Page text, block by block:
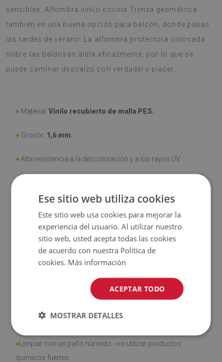
sensibles. Alfombra vinilo cocina Trenza geométrica
también es una buena opción para balcón, donde pasas
las tardes de verano. La alfombra protectora colocada
sobre las baldosas aísla eficazmente, por lo que se
puede caminar descalzo con verdadero placer.
♦ Material: Vinilo recubierto de malla PES.
♦ Grosor: 1,6 mm.
♦ Alta resistencia a la descoloración y a los rayos UV.
Tenga en cuenta que los daños causados por el uso
debido al paso del tiempo (por ejemplo, abrasión) no son
¿Cómo cuidar el producto?
♦ Limpiar con un paño húmedo - no utilizar productos
químicos fuertes.
Ese sitio web utiliza cookies
Este sitio web usa cookies para mejorar la
experiencia del usuario. Al utilizar nuestro
sitio web, usted acepta todas las cookies
de acuerdo con nuestra Política de
cookies. Más información
ACEPTAR TODO
MOSTRAR DETALLES